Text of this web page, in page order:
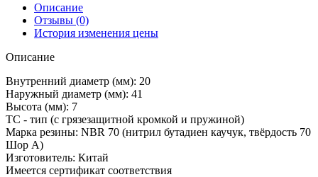
Описание
Отзывы (0)
История изменения цены
Описание
Внутренний диаметр (мм): 20
Наружный диаметр (мм): 41
Высота (мм): 7
TC - тип (с грязезащитной кромкой и пружиной)
Марка резины: NBR 70 (нитрил бутадиен каучук, твёрдость 70
Шор А)
Изготовитель: Китай
Имеется сертификат соответствия